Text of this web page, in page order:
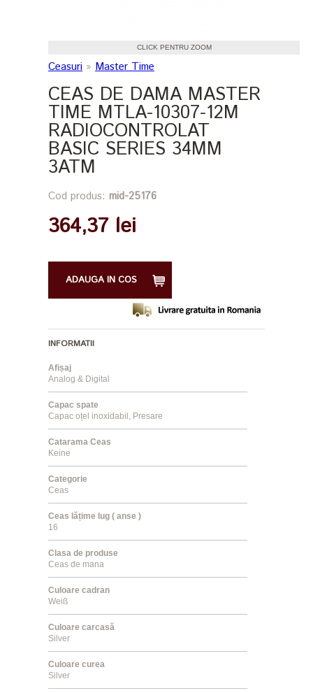
CLICK PENTRU ZOOM
Ceasuri » Master Time
CEAS DE DAMA MASTER
TIME MTLA-10307-12M
RADIOCONTROLAT
BASIC SERIES 34MM
3ATM
Cod produs: mid-25176
364,37 lei
ADAUGA IN COS
INFORMATII
Afișaj
Analog & Digital
Capac spate
Capac oțel inoxidabil, Presare
Catarama Ceas
Keine
Categorie
Ceas
Ceas lățime lug ( anse )
16
Clasa de produse
Ceas de mana
Culoare cadran
Weiß
Culoare carcasă
Silver
Culoare curea
Silver